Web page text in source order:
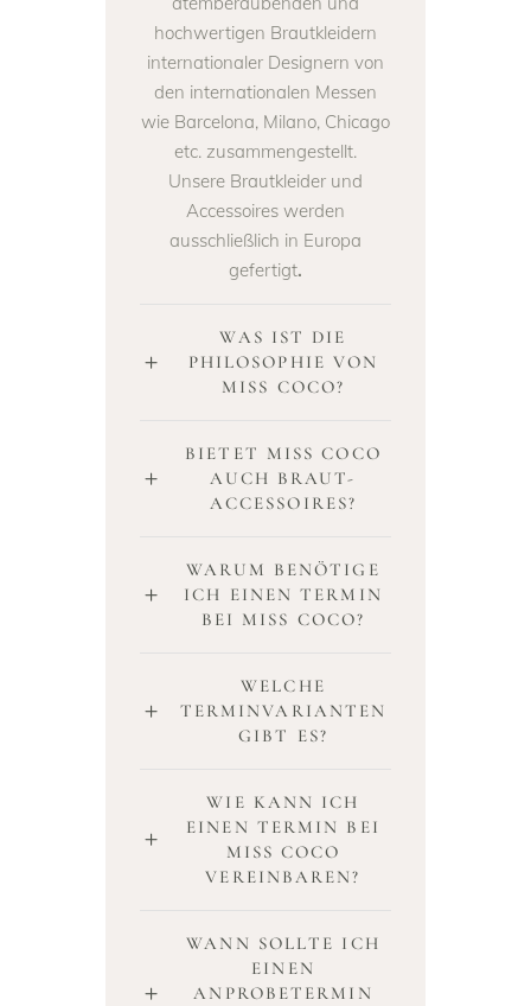
hochwertigen Brautkleidern
internationaler Designern von
den internationalen Messen
wie Barcelona, Milano, Chicago
etc. zusammengestellt.
Unsere Brautkleider und
Accessoires werden
ausschließlich in Europa
gefertigt.
WAS IST DIE
PHILOSOPHIE VON
MISS COCO?
BIETET MISS COCO
AUCH BRAUT-
ACCESSOIRES?
WARUM BENÖTIGE
ICH EINEN TERMIN
BEI MISS COCO?
WELCHE
TERMINVARIANTEN
GIBT ES?
WIE KANN ICH
EINEN TERMIN BEI
MISS COCO
VEREINBAREN?
WANN SOLLTE ICH
EINEN
ANPROBETERMIN